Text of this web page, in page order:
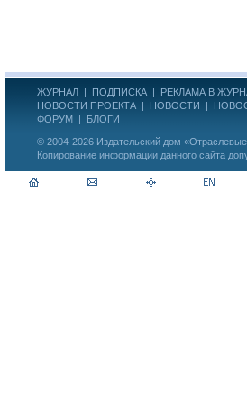
ЖУРНАЛ | ПОДПИСКА | РЕКЛАМА В
НОВОСТИ ПРОЕКТА | НОВОСТИ |
ФОРУМ | БЛОГИ
© 2004-2026 Издательский дом
Копирование информации данного сайта